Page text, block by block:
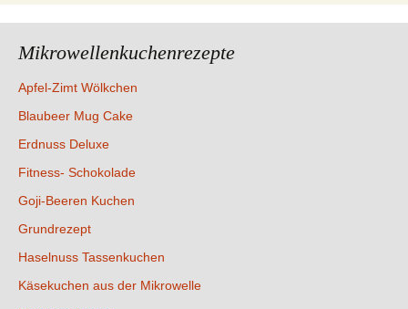
Mikrowellenkuchenrezepte
Apfel-Zimt Wölkchen
Blaubeer Mug Cake
Erdnuss Deluxe
Fitness- Schokolade
Goji-Beeren Kuchen
Grundrezept
Haselnuss Tassenkuchen
Käsekuchen aus der Mikrowelle